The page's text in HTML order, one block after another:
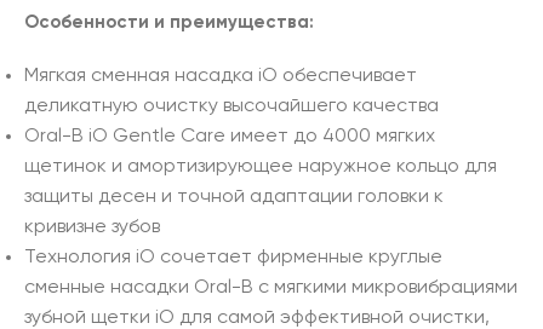
Особенности и преимущества:
Мягкая сменная насадка iO обеспечивает
деликатную очистку высочайшего качества
Oral-B iO Gentle Care имеет до 4000 мягких
щетинок и амортизирующее наружное кольцо для
защиты десен и точной адаптации головки к
кривизне зубов
Технология iO сочетает фирменные круглые
сменные насадки Oral-B с мягкими микровибрациями
зубной щетки iO для самой эффективной очистки,